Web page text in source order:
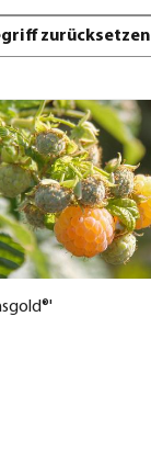
zurücksetzen